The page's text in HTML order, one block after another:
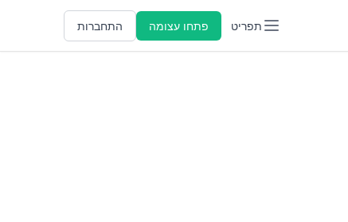
פתחו עצומה התחברות תפריט